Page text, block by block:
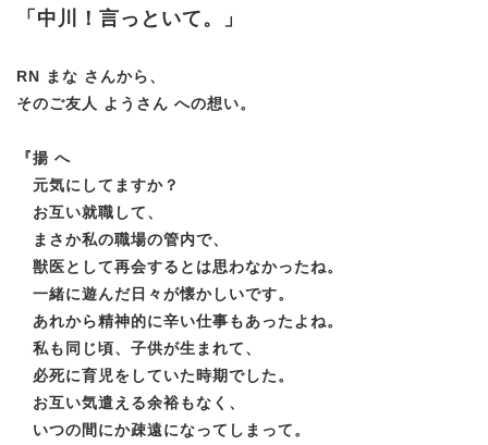
「中川！言っといて。」
RN まな さんから、
そのご友人 ようさん への想い。
『揚 へ
元気にしてますか？
お互い就職して、
まさか私の職場の管内で、
獣医として再会するとは思わなかったね。
一緒に遊んだ日々が懐かしいです。
あれから精神的に辛い仕事もあったよね。
私も同じ頃、子供が生まれて、
必死に育児をしていた時期でした。
お互い気遣える余裕もなく、
いつの間にか疎遠になってしまって。